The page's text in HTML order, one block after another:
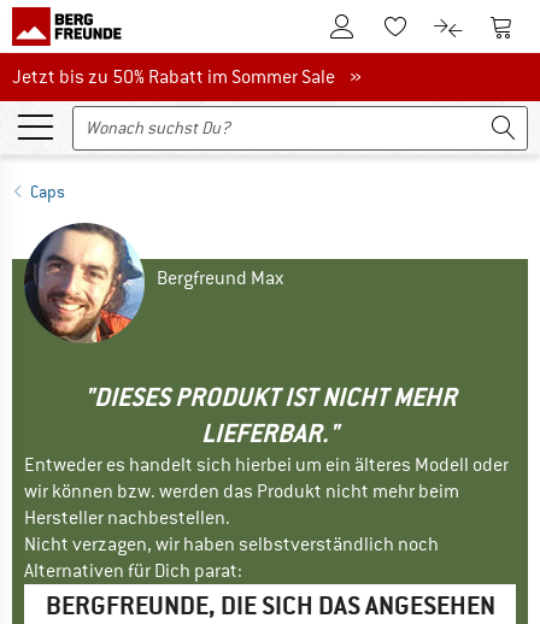
Zum KundenkontoZum Merkzettel.
Zum Zum
Jetzt bis zu 50% Rabatt im Sommer Sale
Jetzt bis zu 50% Rabatt im Sommer Sale »
Caps
Bergfreund Max
"DIESES PRODUKT IST NICHT MEHR
LIEFERBAR."
Entweder es handelt sich hierbei um ein älteres Modell oder
wir können bzw. werden das Produkt nicht mehr beim
Hersteller nachbestellen.
Nicht verzagen, wir haben selbstverständlich noch
Alternativen für Dich parat:
BERGFREUNDE, DIE SICH DAS ANGESEHEN